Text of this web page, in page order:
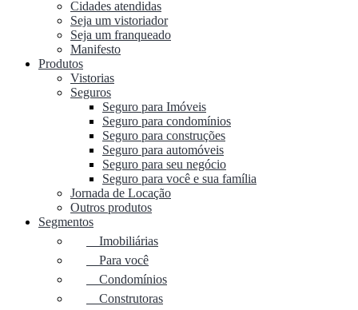
Cidades atendidas
Seja um vistoriador
Seja um franqueado
Manifesto
Produtos
Vistorias
Seguros
Seguro para Imóveis
Seguro para condomínios
Seguro para construções
Seguro para automóveis
Seguro para seu negócio
Seguro para você e sua família
Jornada de Locação
Outros produtos
Segmentos
Imobiliárias
Para você
Condomínios
Construtoras